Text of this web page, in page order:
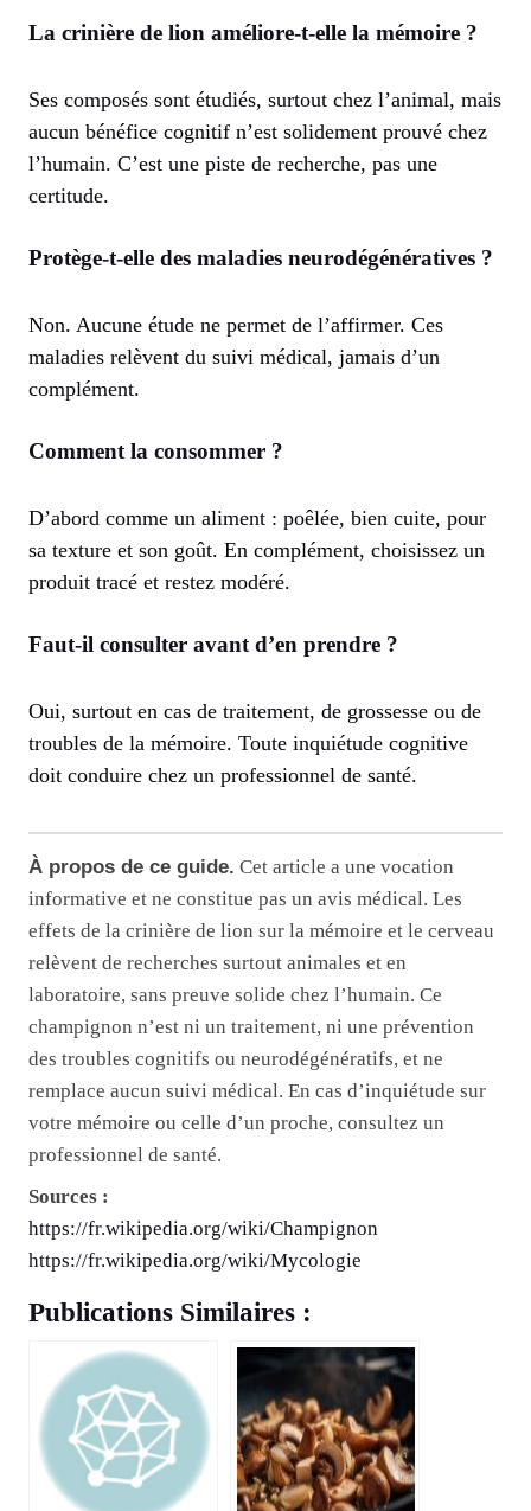
La crinière de lion améliore-t-elle la mémoire ?
Ses composés sont étudiés, surtout chez l’animal, mais
aucun bénéfice cognitif n’est solidement prouvé chez
l’humain. C’est une piste de recherche, pas une
certitude.
Protège-t-elle des maladies neurodégénératives ?
Non. Aucune étude ne permet de l’affirmer. Ces
maladies relèvent du suivi médical, jamais d’un
complément.
Comment la consommer ?
D’abord comme un aliment : poêlée, bien cuite, pour
sa texture et son goût. En complément, choisissez un
produit tracé et restez modéré.
Faut-il consulter avant d’en prendre ?
Oui, surtout en cas de traitement, de grossesse ou de
troubles de la mémoire. Toute inquiétude cognitive
doit conduire chez un professionnel de santé.
À propos de ce guide. Cet article a une vocation
informative et ne constitue pas un avis médical. Les
effets de la crinière de lion sur la mémoire et le cerveau
relèvent de recherches surtout animales et en
laboratoire, sans preuve solide chez l’humain. Ce
champignon n’est ni un traitement, ni une prévention
des troubles cognitifs ou neurodégénératifs, et ne
remplace aucun suivi médical. En cas d’inquiétude sur
votre mémoire ou celle d’un proche, consultez un
professionnel de santé.
Sources :
https://fr.wikipedia.org/wiki/Champignon
https://fr.wikipedia.org/wiki/Mycologie
Publications Similaires :